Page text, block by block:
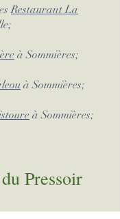
Restaurant La
à Sommières;
à Sommières;
à Sommières;
Pressoir